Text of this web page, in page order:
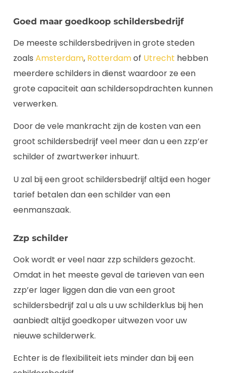
Goed maar goedkoop schildersbedrijf
De meeste schildersbedrijven in grote steden
zoals Amsterdam, Rotterdamof Utrecht hebben
meerdere schilders in dienst waardoor ze een
grote capaciteit aan schildersopdrachten kunnen
verwerken.
Door de vele mankracht zijn de kosten van een
groot schildersbedrijf veel meer dan u een zzp’er
schilder of zwartwerker inhuurt.
U zal bij een groot schildersbedrijf altijd een hoger
tarief betalen dan een schilder van een
eenmanszaak.
Zzp schilder
Ook wordt er veel naar zzp schilders gezocht.
Omdat in het meeste geval de tarieven van een
zzp’er lager liggen dan die van een groot
schildersbedrijf zal u als u uw schilderklus bij hen
aanbiedt altijd goedkoper uitwezen voor uw
nieuwe schilderwerk.
Echter is de flexibiliteit iets minder dan bij een